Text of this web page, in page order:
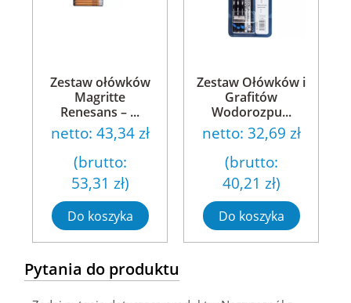
Zestaw ołówków
Magritte
Renesans – ...
netto: 43,34 zł
(brutto:
53,31 zł)
Do koszyka
Zestaw Ołówków i
Grafitów
Wodorozpu...
netto: 32,69 zł
(brutto:
40,21 zł)
Do koszyka
Pytania do produktu